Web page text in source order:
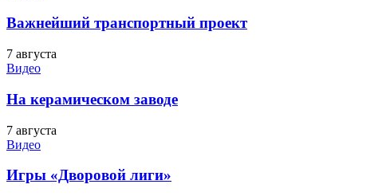
Важнейший транспортный проект
7 августа
Видео
На керамическом заводе
7 августа
Видео
Игры «Дворовой лиги»